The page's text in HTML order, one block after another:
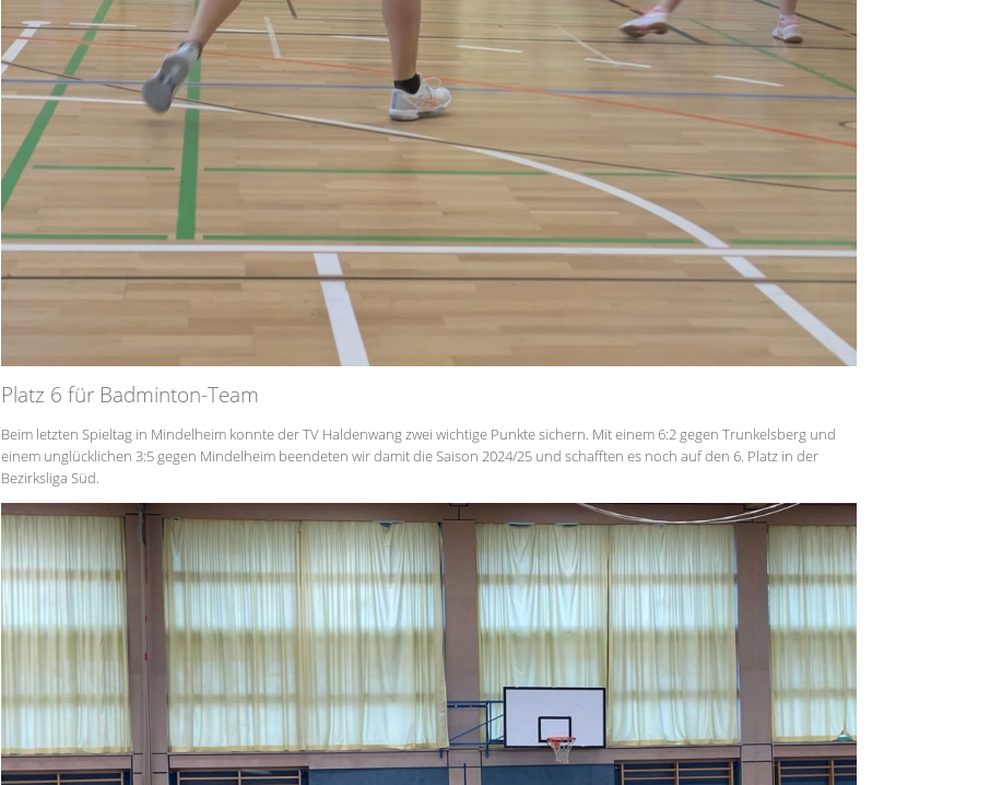
Platz 6 für Badminton-Team
Beim letzten Spieltag in Mindelheim konnte der TV Haldenwang zwei wichtige Punkte sichern. Mit einem 6:2 gegen Trunkelsberg und
einem unglücklichen 3:5 gegen Mindelheim beendeten wir damit die Saison 2024/25 und schafften es noch auf den 6. Platz in der
Bezirksliga Süd.